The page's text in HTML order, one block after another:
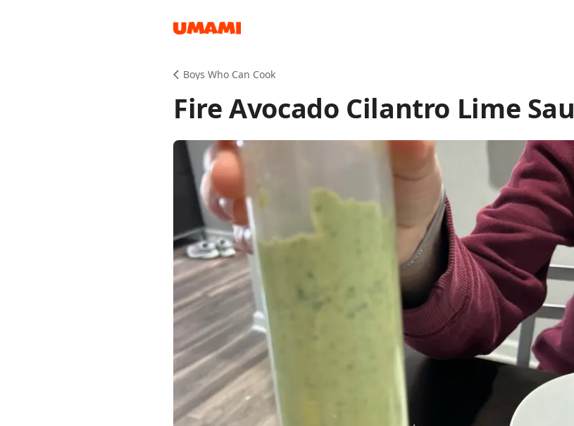
Boys Who Can Cook
Fire Avocado Cilantro Lime